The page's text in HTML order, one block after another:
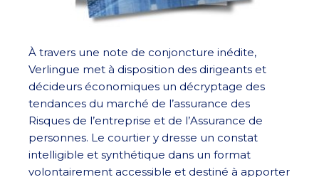
À travers une note de conjoncture inédite,
Verlingue met à disposition des dirigeants et
décideurs économiques un décryptage des
tendances du marché de l’assurance des
Risques de l’entreprise et de l’Assurance de
personnes. Le courtier y dresse un constat
intelligible et synthétique dans un format
volontairement accessible et destiné à apporter